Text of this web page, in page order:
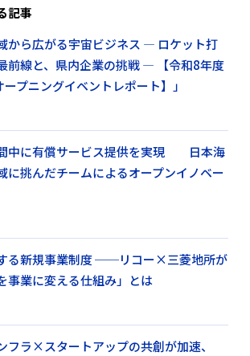
記事
から広がる宇宙ビジネス ― ロケット打
前線と、県内企業の挑戦 ― 【令和8年度
プニングイベントレポート】」
中に有償サービス提供を実現 日本海
に挑んだチームによるオープンイノベー
る新規事業制度 ──リコー×三菱地所が
事業に変える仕組み」とは
フラ×スタートアップの共創が加速、